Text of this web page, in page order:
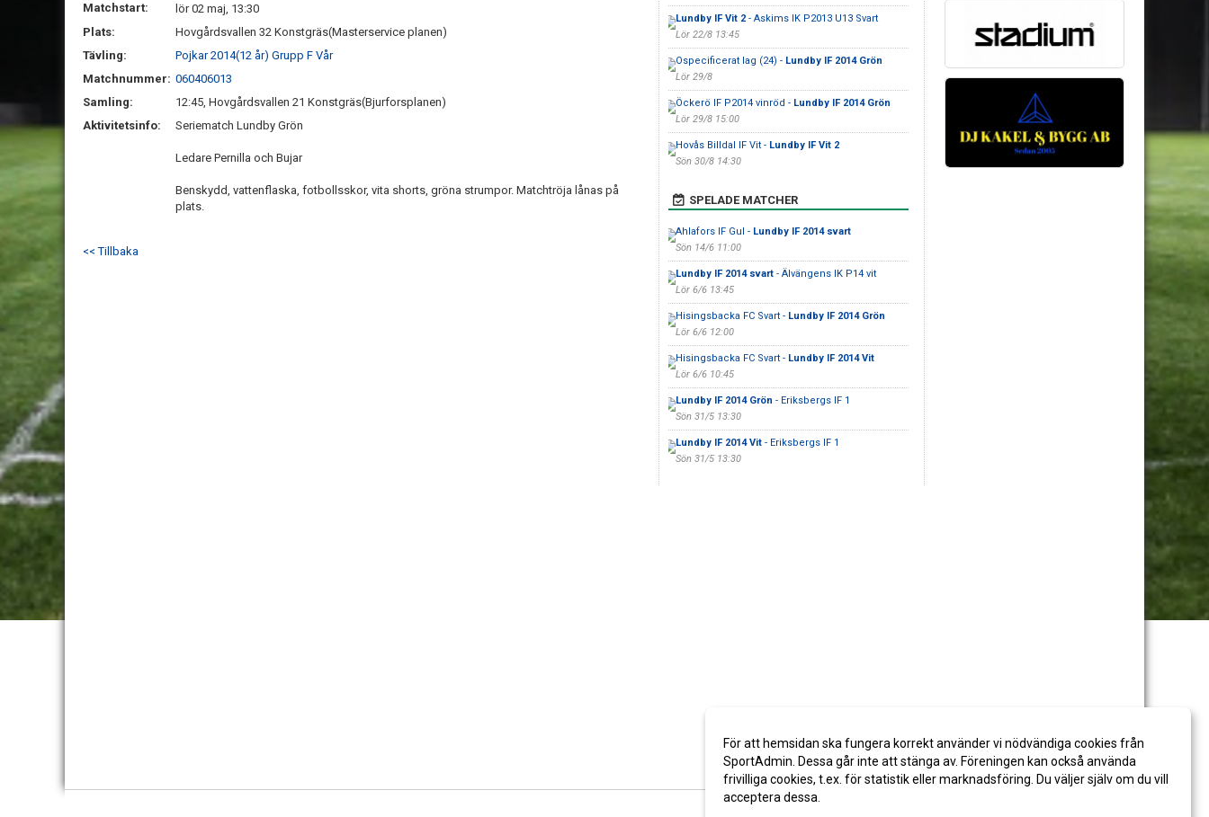
Matchstart:
lör 02 maj, 13:30
Plats:
Hovgårdsvallen 32 Konstgräs(Masterservice planen)
Tävling:
Pojkar 2014(12 år) Grupp F Vår
Matchnummer: 060406013
Samling:
12:45, Hovgårdsvallen 21 Konstgräs(Bjurforsplanen)
Aktivitetsinfo:
Seriematch Lundby Grön
Ledare Pernilla och Bujar
Benskydd, vattenflaska, fotbollsskor, vita shorts, gröna strumpor. Matchtröja lånas på
plats.
<< Tillbaka
Lundby IF Vit 2- Askims IK P2013 U13 Svart
Lör 22/8 13:45
Ospecificerat lag (24) - Lundby IF 2014 Grön
Lör 29/8
Öckerö IF P2014 vinröd - Lundby IF 2014 Grön
Lör 29/8 15:00
Hovås Billdal IF Vit - Lundby IF Vit 2
Sön 30/8 14:30
SPELADE MATCHER
Ahlafors IF Gul - Lundby IF 2014 svart
Sön 14/6 11:00
Lundby IF 2014 svart- Älvängens IK P14 vit
Lör 6/6 13:45
Hisingsbacka FC Svart - Lundby IF 2014 Grön
Lör 6/6 12:00
Hisingsbacka FC Svart - Lundby IF 2014 Vit
Lör 6/6 10:45
Lundby IF 2014 Grön - Eriksbergs IF 1
Sön 31/5 13:30
Lundby IF 2014 Vit- Eriksbergs IF 1
Sön 31/5 13:30
För att hemsidan ska fungera korrekt använder vi nödvändiga cookies från
SportAdmin. Dessa går inte att stänga av. Föreningen kan också använda
frivilliga cookies, t.ex. för statistik eller marknadsföring. Du väljer själv om du vill
acceptera dessa.